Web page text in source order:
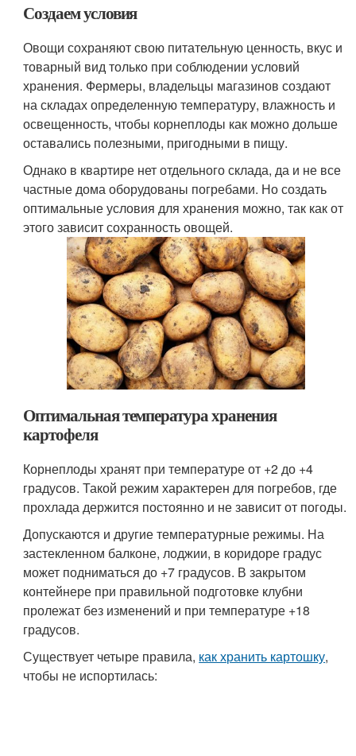
Создаем условия
Овощи сохраняют свою питательную ценность, вкус и
товарный вид только при соблюдении условий
хранения. Фермеры, владельцы магазинов создают
на складах определенную температуру, влажность и
освещенность, чтобы корнеплоды как можно дольше
оставались полезными, пригодными в пищу.
Однако в квартире нет отдельного склада, да и не все
частные дома оборудованы погребами. Но создать
оптимальные условия для хранения можно, так как от
этого зависит сохранность овощей.
Оптимальная температура хранения
картофеля
Корнеплоды хранят при температуре от +2 до +4
градусов. Такой режим характерен для погребов, где
прохлада держится постоянно и не зависит от погоды.
Допускаются и другие температурные режимы. На
застекленном балконе, лоджии, в коридоре градус
может подниматься до +7 градусов. В закрытом
контейнере при правильной подготовке клубни
пролежат без изменений и при температуре +18
градусов.
Существует четыре правила, как хранить картошку,
чтобы не испортилась: